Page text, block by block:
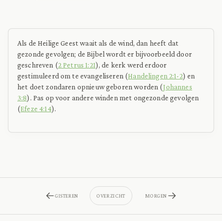
Als de Heilige Geest waait als de wind, dan heeft dat
gezonde gevolgen; de Bijbel wordt er bijvoorbeeld door
geschreven (2 Petrus 1:21), de kerk werd erdoor
gestimuleerd om te evangeliseren (Handelingen 2:1-2) en
het doet zondaren opnieuw geboren worden (Johannes
3:8). Pas op voor andere winden met ongezonde gevolgen
(Efeze 4:14).
GISTEREN OVERZICHT MORGEN